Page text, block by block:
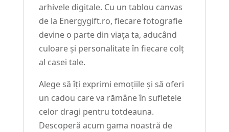
arhivele digitale. Cu un tablou canvas
de la Energygift.ro, fiecare fotografie
devine o parte din viața ta, aducând
culoare și personalitate în fiecare colț
al casei tale.
Alege să îți exprimi emoțiile și să oferi
un cadou care va rămâne în sufletele
celor dragi pentru totdeauna.
Descoperă acum gama noastră de